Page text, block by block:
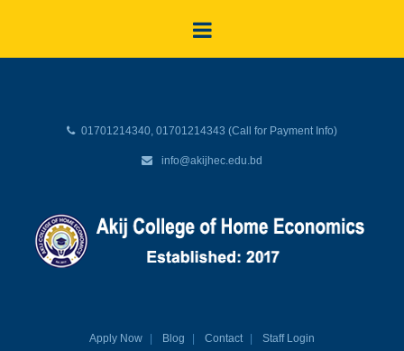
01701214340, 01701214343 (Call for Payment Info)
info@akijhec.edu.bd
Apply Now Blog Contact Staff Login